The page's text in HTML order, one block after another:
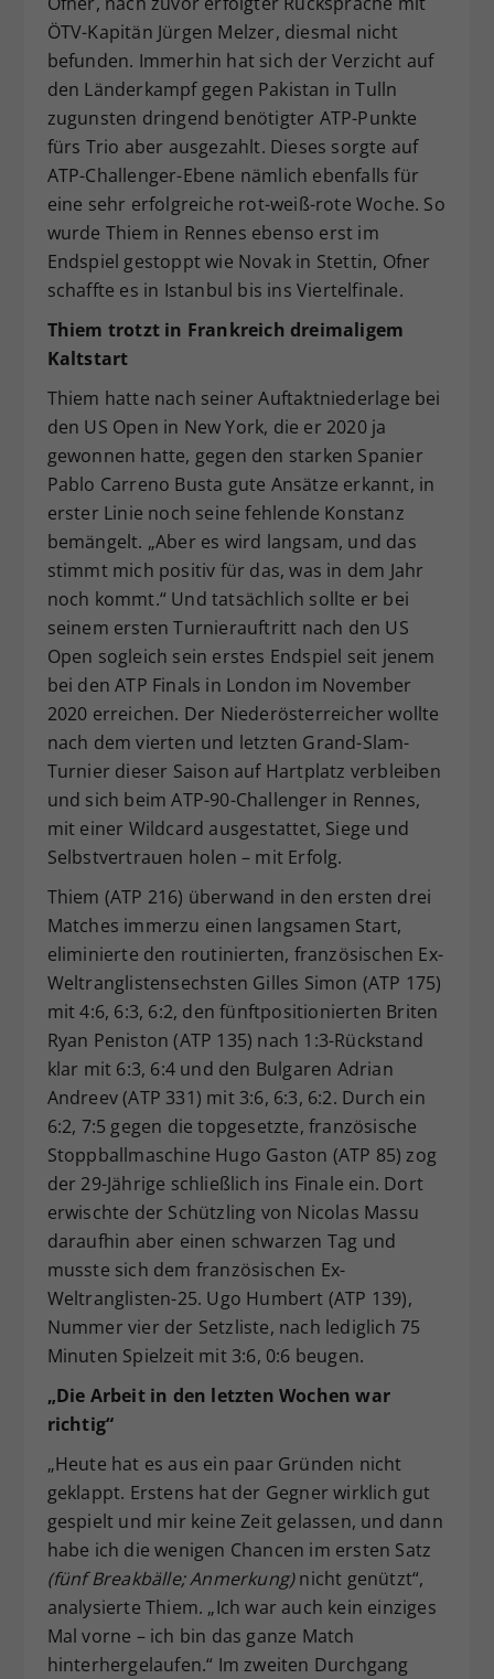
ÖTV-Kapitän Jürgen Melzer, diesmal nicht
befunden. Immerhin hat sich der Verzicht auf
den Länderkampf gegen Pakistan in Tulln
zugunsten dringend benötigter ATP-Punkte
fürs Trio aber ausgezahlt. Dieses sorgte auf
ATP-Challenger-Ebene nämlich ebenfalls für
eine sehr erfolgreiche rot-weiß-rote Woche. So
wurde Thiem in Rennes ebenso erst im
Endspiel gestoppt wie Novak in Stettin, Ofner
schaffte es in Istanbul bis ins Viertelfinale.
Thiem trotzt in Frankreich dreimaligem
Kaltstart
Thiem hatte nach seiner Auftaktniederlage bei
den US Open in New York, die er 2020 ja
gewonnen hatte, gegen den starken Spanier
Pablo Carreno Busta gute Ansätze erkannt, in
erster Linie noch seine fehlende Konstanz
bemängelt. „Aber es wird langsam, und das
stimmt mich positiv für das, was in dem Jahr
noch kommt.“ Und tatsächlich sollte er bei
seinem ersten Turnierauftritt nach den US
Open sogleich sein erstes Endspiel seit jenem
bei den ATP Finals in London im November
2020 erreichen. Der Niederösterreicher wollte
nach dem vierten und letzten Grand-Slam-
Turnier dieser Saison auf Hartplatz verbleiben
und sich beim ATP-90-Challenger in Rennes,
mit einer Wildcard ausgestattet, Siege und
Selbstvertrauen holen – mit Erfolg.
Thiem (ATP 216) überwand in den ersten drei
Matches immerzu einen langsamen Start,
eliminierte den routinierten, französischen Ex-
Weltranglistensechsten Gilles Simon (ATP 175)
mit 4:6, 6:3, 6:2, den fünftpositionierten Briten
Ryan Peniston (ATP 135) nach 1:3-Rückstand
klar mit 6:3, 6:4 und den Bulgaren Adrian
Andreev (ATP 331) mit 3:6, 6:3, 6:2. Durch ein
6:2, 7:5 gegen die topgesetzte, französische
Stoppballmaschine Hugo Gaston (ATP 85) zog
der 29-Jährige schließlich ins Finale ein. Dort
erwischte der Schützling von Nicolas Massu
daraufhin aber einen schwarzen Tag und
musste sich dem französischen Ex-
Weltranglisten-25. Ugo Humbert (ATP 139),
Nummer vier der Setzliste, nach lediglich 75
Minuten Spielzeit mit 3:6, 0:6 beugen.
„Die Arbeit in den letzten Wochen war
richtig“
„Heute hat es aus ein paar Gründen nicht
geklappt. Erstens hat der Gegner wirklich gut
gespielt und mir keine Zeit gelassen, und dann
habe ich die wenigen Chancen im ersten Satz
(fünf Breakbälle; Anmerkung)nicht genützt“,
analysierte Thiem. „Ich war auch kein einziges
Mal vorne – ich bin das ganze Match
hinterhergelaufen.“ Im zweiten Durchgang
Zweck
Dieser Wert speichert Ihre Consent-
Einstellungen. Unter anderem eine
historische Speicherung Ihrer
vorgenommen Einstellungen, falls der
Webseiten-Betreiber dies eingestellt
hat.